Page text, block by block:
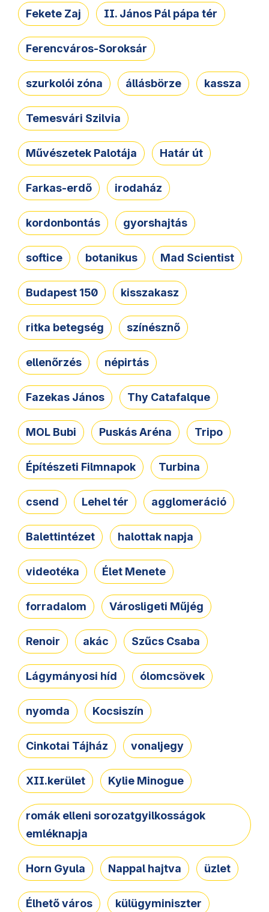
Fekete Zaj II. János Pál pápa tér
Ferencváros-Soroksár
szurkolói zóna állásbörze kassza
Temesvári Szilvia
Művészetek Palotája Határ út
Farkas-erdő irodaház
kordonbontás gyorshajtás
softice botanikus Mad Scientist
Budapest 150 kisszakasz
ritka betegség színésznő
ellenőrzés népirtás
Fazekas János Thy Catafalque
MOL Bubi Puskás Aréna Tripo
Építészeti Filmnapok Turbina
csend Lehel tér agglomeráció
Balettintézet halottak napja
videotéka Élet Menete
forradalom Városligeti Műjég
Renoir akác Szűcs Csaba
Lágymányosi híd ólomcsövek
nyomda Kocsiszín
Cinkotai Tájház vonaljegy
XII.kerület Kylie Minogue
romák elleni sorozatgyilkosságok
emléknapja
Horn Gyula Nappal hajtva üzlet
Élhető város külügyminiszter